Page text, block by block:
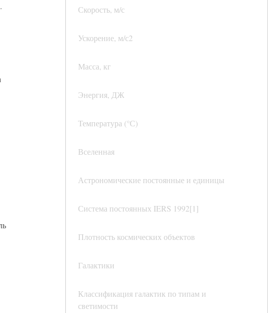
Скорость, м/с
Ускорение, м/с2
Масса, кг
Энергия, ДЖ
Температура (°С)
Вселенная
Астрономические постоянные и единицы
Система постоянных IERS 1992[1]
Плотность космических объектов
Галактики
Классификация галактик по типам и
светимости